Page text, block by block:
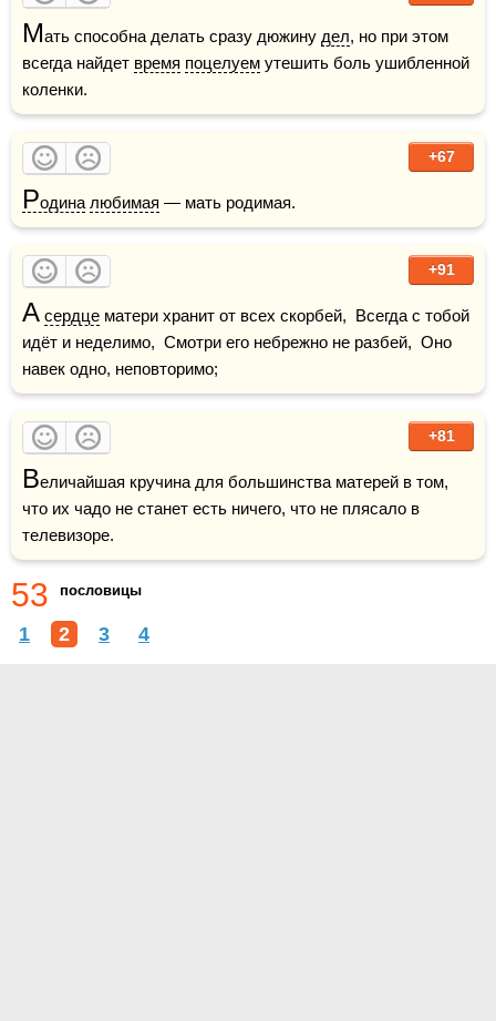
Мать способна делать сразу дюжину дел, но при этом
всегда найдет время поцелуем утешить боль ушибленной
коленки.
+67
Родина любимая — мать родимая.
+91
А сердце матери хранит от всех скорбей,  Всегда с тобой
идёт и неделимо,  Смотри его небрежно не разбей,  Оно
навек одно, неповторимо;
+81
Величайшая кручина для большинства матерей в том,
что их чадо не станет есть ничего, что не плясало в
телевизоре.
53 пословицы
1 2 3 4